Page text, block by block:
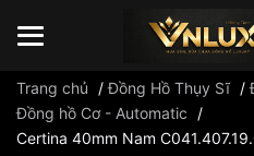
Đồng hồ casio đồng hồ G-Shock
Trang chủ /Đồng Hồ Thụy Sĩ /
Đồng hồ Cơ - Automatic
/
Certina 40mm Nam